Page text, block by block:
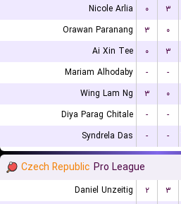
Nicole Arlia
۰ ۳
Orawan Paranang
۳ ۰
Ai Xin Tee
۰ ۳
Mariam Alhodaby
- -
Wing Lam Ng
۳ ۰
Diya Parag Chitale
- -
Syndrela Das
- -
Czech Republic Pro League
Daniel Unzeitig ۲ ۳